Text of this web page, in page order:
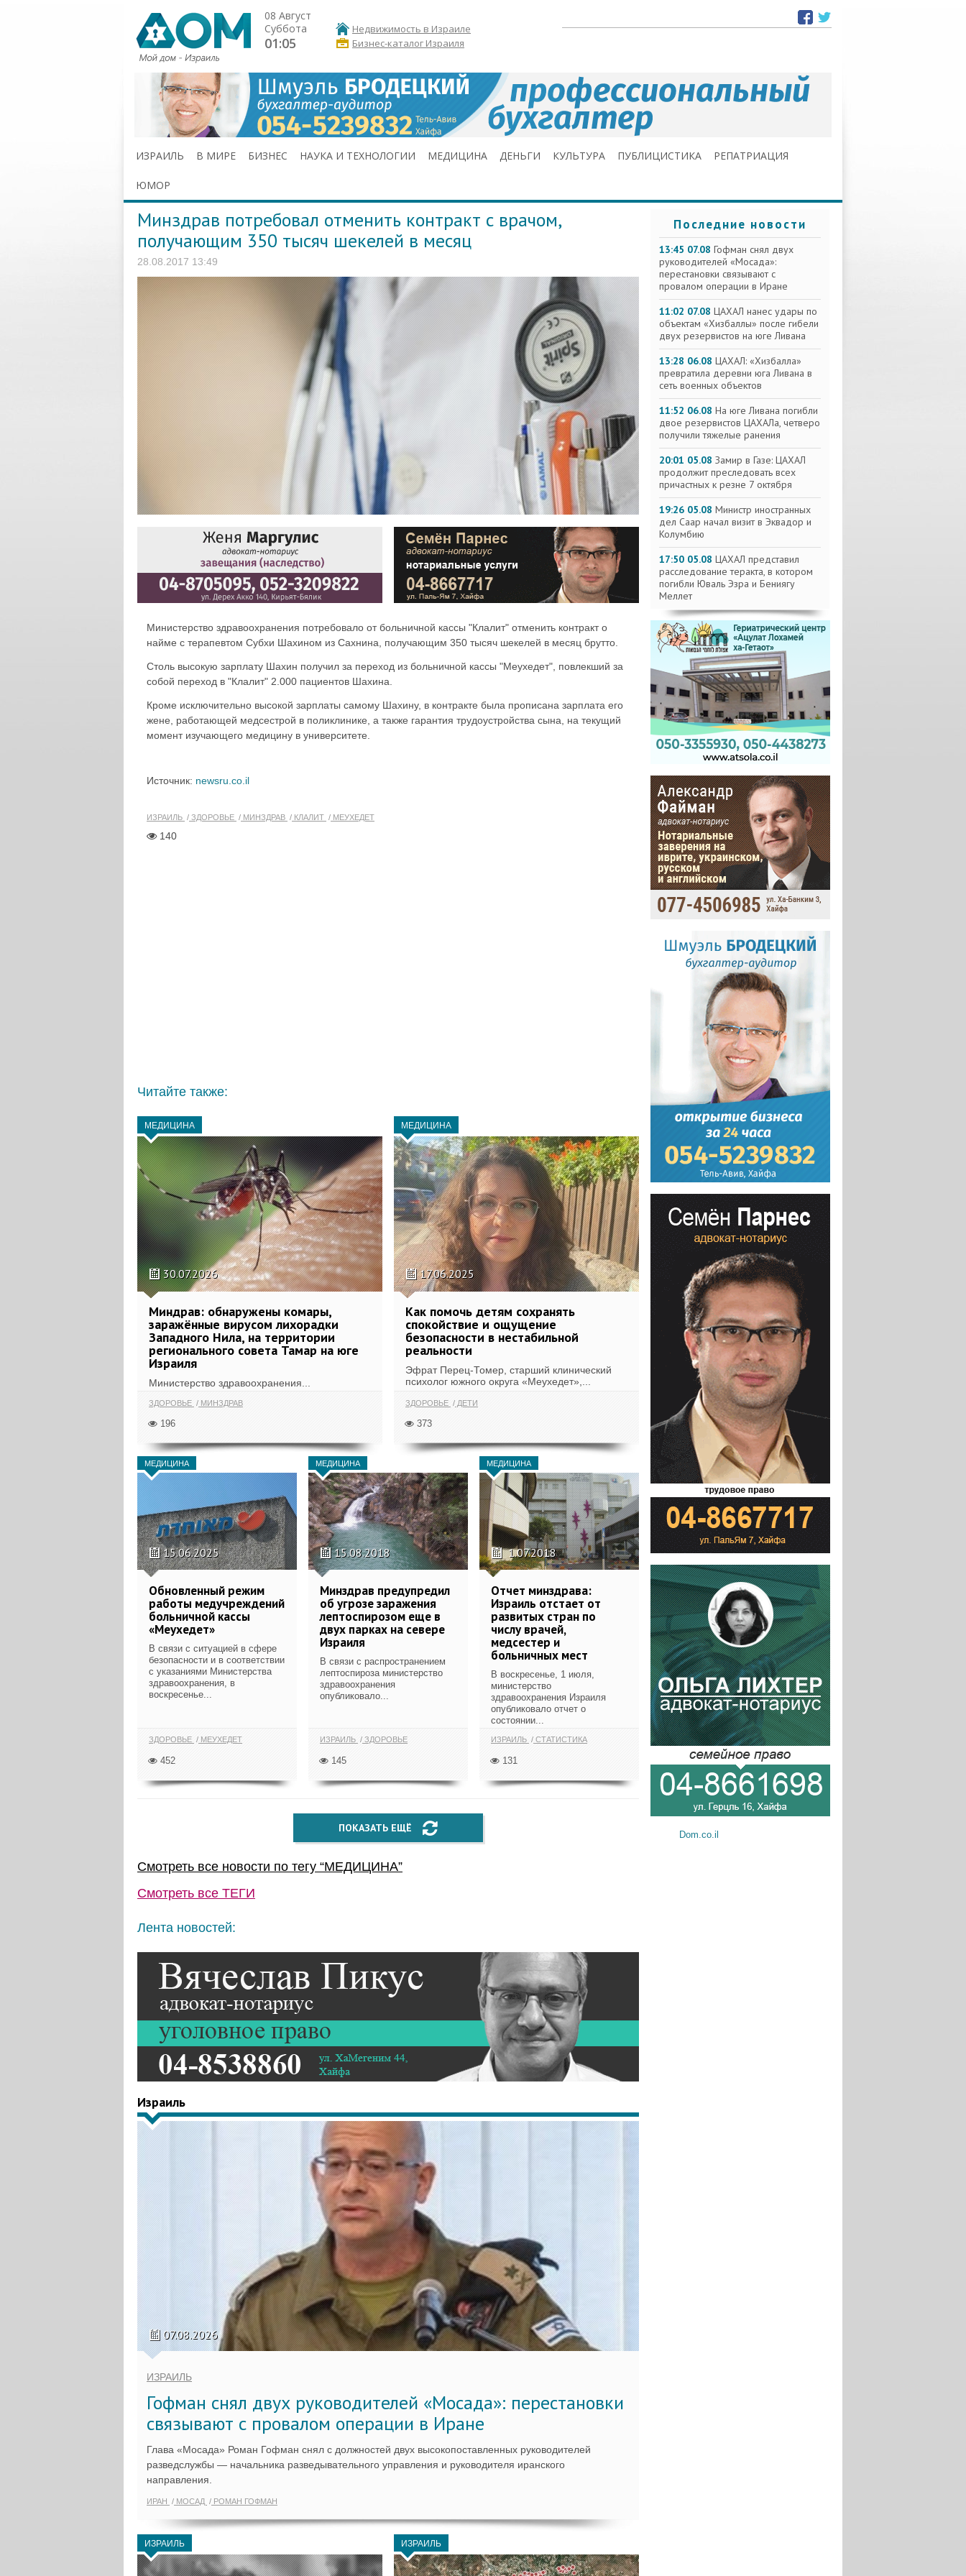
08 Август
Суббота
01:05
Недвижимость в Израиле
Бизнес-каталог Израиля
ИЗРАИЛЬ В МИРЕ БИЗНЕС НАУКА И ТЕХНОЛОГИИ МЕДИЦИНА ДЕНЬГИ КУЛЬТУРА ПУБЛИЦИСТИКА РЕПАТРИАЦИЯ
ЮМОР
Минздрав потребовал отменить контракт с врачом,
получающим 350 тысяч шекелей в месяц
28.08.2017 13:49
Министерство здравоохранения потребовало от больничной кассы "Клалит" отменить контракт о
найме с терапевтом Субхи Шахином из Сахнина, получающим 350 тысяч шекелей в месяц брутто.
Столь высокую зарплату Шахин получил за переход из больничной кассы "Меухедет", повлекший за
собой переход в "Клалит" 2.000 пациентов Шахина.
Кроме исключительно высокой зарплаты самому Шахину, в контракте была прописана зарплата его
жене, работающей медсестрой в поликлинике, а также гарантия трудоустройства сына, на текущий
момент изучающего медицину в университете.
Источник: newsru.co.il
ИЗРАИЛЬ ЗДОРОВЬЕ МИНЗДРАВ КЛАЛИТ МЕУХЕДЕТ
140
Читайте также:
МЕДИЦИНА
30.07.2026
Миндрав: обнаружены комары,
заражённые вирусом лихорадки
Западного Нила, на территории
регионального совета Тамар на юге
Израиля
Министерство здравоохранения...
ЗДОРОВЬЕ МИНЗДРАВ
196
МЕДИЦИНА
17.06.2025
Как помочь детям сохранять
спокойствие и ощущение
безопасности в нестабильной
реальности
Эфрат Перец-Томер, старший клинический
психолог южного округа «Меухедет»,...
ЗДОРОВЬЕ ДЕТИ
373
МЕДИЦИНА
15.06.2025
Обновленный режим
работы медучреждений
больничной кассы
«Меухедет»
В связи с ситуацией в сфере
безопасности и в соответствии
с указаниями Министерства
здравоохранения, в
воскресенье...
ЗДОРОВЬЕ МЕУХЕДЕТ
452
МЕДИЦИНА
15.08.2018
Минздрав предупредил
об угрозе заражения
лептоспирозом еще в
двух парках на севере
Израиля
В связи с распространением
лептоспироза министерство
здравоохранения
опубликовало...
ИЗРАИЛЬ ЗДОРОВЬЕ
145
МЕДИЦИНА
1.07.2018
Отчет минздрава:
Израиль отстает от
развитых стран по
числу врачей,
медсестер и
больничных мест
В воскресенье, 1 июля,
министерство
здравоохранения Израиля
опубликовало отчет о
состоянии...
ИЗРАИЛЬ СТАТИСТИКА
131
ПОКАЗАТЬ ЕЩЁ
Смотреть все новости по тегу “МЕДИЦИНА”
Смотреть все ТЕГИ
Лента новостей:
Израиль
07.08.2026
ИЗРАИЛЬ
Гофман снял двух руководителей «Мосада»: перестановки
связывают с провалом операции в Иране
Глава «Мосада» Роман Гофман снял с должностей двух высокопоставленных руководителей
разведслужбы — начальника разведывательного управления и руководителя иранского
направления.
ИРАН МОСАД РОМАН ГОФМАН
ИЗРАИЛЬ ИЗРАИЛЬ
Последние новости
13:45 07.08 Гофман снял двух
руководителей «Мосада»:
перестановки связывают с
провалом операции в Иране
11:02 07.08 ЦАХАЛ нанес удары по
объектам «Хизбаллы» после гибели
двух резервистов на юге Ливана
13:28 06.08 ЦАХАЛ: «Хизбалла»
превратила деревни юга Ливана в
сеть военных объектов
11:52 06.08 На юге Ливана погибли
двое резервистов ЦАХАЛа, четверо
получили тяжелые ранения
20:01 05.08 Замир в Газе: ЦАХАЛ
продолжит преследовать всех
причастных к резне 7 октября
19:26 05.08 Министр иностранных
дел Саар начал визит в Эквадор и
Колумбию
17:50 05.08 ЦАХАЛ представил
расследование теракта, в котором
погибли Юваль Эзра и Бениягу
Меллет
Dom.co.il